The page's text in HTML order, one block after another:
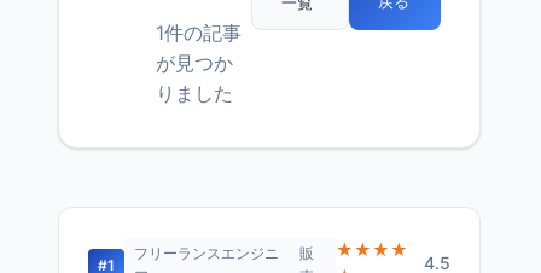
1件の記事
が見つか
りました
#1
フリーランスエンジニ
販
★★★★
4.5